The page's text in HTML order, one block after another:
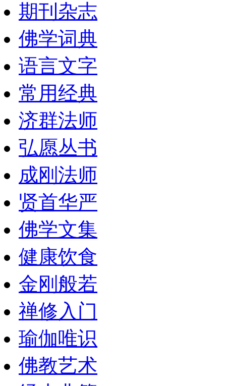
期刊杂志
佛学词典
语言文字
常用经典
济群法师
弘愿丛书
成刚法师
贤首华严
佛学文集
健康饮食
金刚般若
禅修入门
瑜伽唯识
佛教艺术